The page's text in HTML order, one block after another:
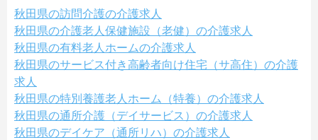
秋田県の訪問介護の介護求人
秋田県の介護老人保健施設（老健）の介護求人
秋田県の有料老人ホームの介護求人
秋田県のサービス付き高齢者向け住宅（サ高住）の介護
求人
秋田県の特別養護老人ホーム（特養）の介護求人
秋田県の通所介護（デイサービス）の介護求人
秋田県のデイケア（通所リハ）の介護求人